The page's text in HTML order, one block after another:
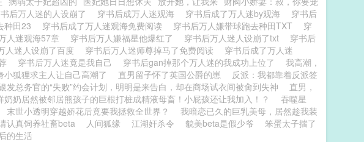
后万人迷的人设崩了 穿书后成万人迷观海 穿书后成了万人迷by观海
穿书后
种田23 穿书后成了万人迷观海免费阅读 穿书后万人嫌带球跑去种田TXT
穿
人迷观海57章 穿书后万人嫌福星他爆红了 穿书后万人迷人设崩了txt
穿书后
人迷人设崩了百度 穿书后万人迷师尊掉马了免费阅读
穿书后成了万人迷
穿书后万人迷竟是我自己 穿书后gan掉那个万人迷的我成功上位了
我高潮，
狐狸求主人让自己高潮了 直男留子怀了英国公爵的崽
反派：我都靠着反派签
发总务官的“失败”约会计划，明明是来告白，却在商场试衣间被肏到失神
直男，
奶居然被邻居熊孩子的巨根打桩成精液母畜！小屁孩还让我加入！？
吞噬星
末世小透明穿越娇花后竟要我拯救全世界？
我暗恋已久的巨乳美母，居然趁我装
认真饲养社畜beta 人间狐缘 江湖奸杀令 貌美beta是假少爷
笨蛋太子揣了
的生活